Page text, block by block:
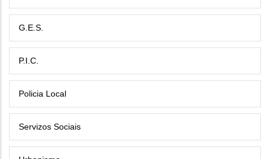
G.E.S.
P.I.C.
Policia Local
Servizos Sociais